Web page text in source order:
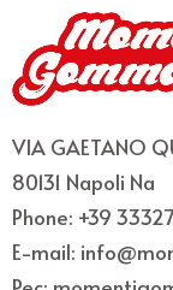
VIA GAETANO
80131 Napoli Na
Phone: +39
E-mail: